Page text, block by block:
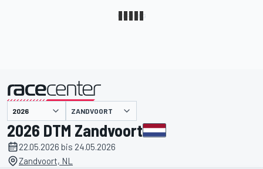
ZANDVOORT
2026 DTM Zandvoort
22.05.2026 bis 24.05.2026
Zandvoort, NL